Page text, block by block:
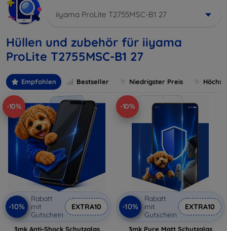
iiyama ProLite T2755MSC-B1 27
Hüllen und zubehör für iiyama
ProLite T2755MSC-B1 27
Empfohlen Bestseller Niedrigster Preis
-10%
-10%
Rabatt
mit
Gutschein
EXTRA10
3mk Anti-Shock Schutzglas
-10%
-10%
Rabatt
mit
Gutschein
EXTRA10
3mk Pure Matt Schutzglas